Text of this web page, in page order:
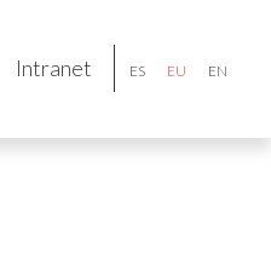
Intranet ES EU EN